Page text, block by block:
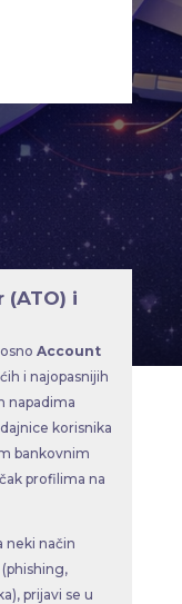
i
Account
i najopasnijih
napadima
korisnika
bankovnim
profilima na
neki način
prijavi se u